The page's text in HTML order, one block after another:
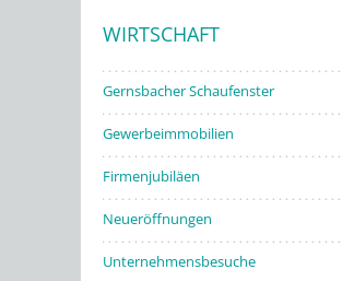
WIRTSCHAFT
Gernsbacher Schaufenster
Gewerbeimmobilien
Firmenjubiläen
Neueröffnungen
Unternehmensbesuche